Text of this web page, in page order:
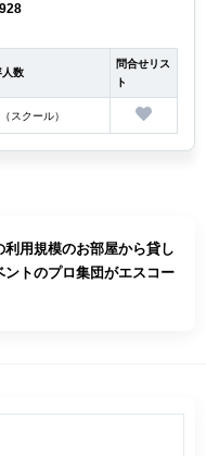
人数
問合せリス
ト
スクール）
利用規模のお部屋から貸し
ントのプロ集団がエスコー